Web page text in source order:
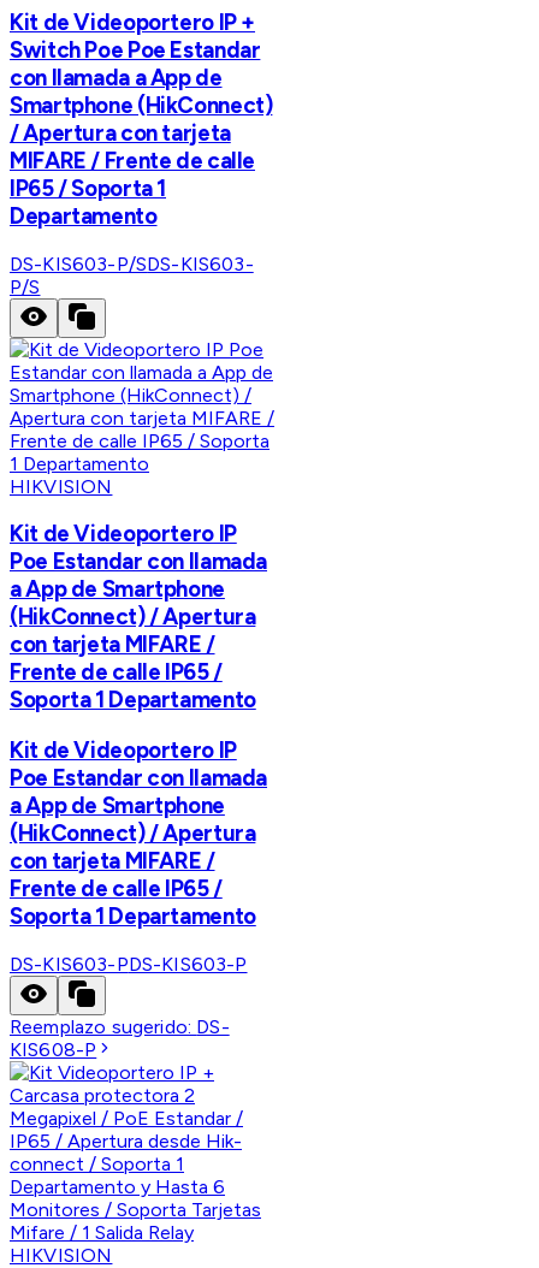
Kit de Videoportero IP +
Switch Poe Poe Estandar
con llamada a App de
Smartphone (HikConnect)
/ Apertura con tarjeta
MIFARE / Frente de calle
IP65 / Soporta 1
Departamento
DS-KIS603-P/SDS-KIS603-
P/S
HIKVISION
Kit de Videoportero IP
Poe Estandar con llamada
a App de Smartphone
(HikConnect) / Apertura
con tarjeta MIFARE /
Frente de calle IP65 /
Soporta 1 Departamento
Kit de Videoportero IP
Poe Estandar con llamada
a App de Smartphone
(HikConnect) / Apertura
con tarjeta MIFARE /
Frente de calle IP65 /
Soporta 1 Departamento
DS-KIS603-PDS-KIS603-P
Reemplazo sugerido: DS-
KIS608-P
HIKVISION